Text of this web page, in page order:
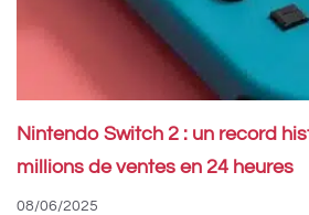
Nintendo Switch 2 : un record
millions de ventes en 24 heures
08/06/2025